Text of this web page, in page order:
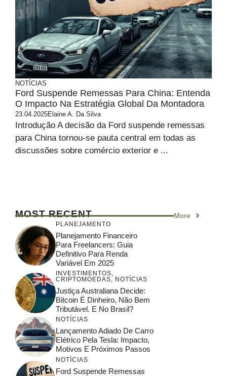
NOTÍCIAS
Ford Suspende Remessas Para China: Entenda
O Impacto Na Estratégia Global Da Montadora
23.04.2025Elaine A. Da Silva
Introdução A decisão da Ford suspende remessas
para China tornou-se pauta central em todas as
discussões sobre comércio exterior e ...
MOST RECENT More
PLANEJAMENTO
Planejamento Financeiro
Para Freelancers: Guia
Definitivo Para Renda
Variável Em 2025
INVESTIMENTOS,
CRIPTOMOEDAS, NOTÍCIAS
Justiça Australiana Decide:
Bitcoin É Dinheiro, Não Bem
Tributável. E No Brasil?
NOTÍCIAS
Lançamento Adiado De Carro
Elétrico Pela Tesla: Impacto,
Motivos E Próximos Passos
NOTÍCIAS
Ford Suspende Remessas